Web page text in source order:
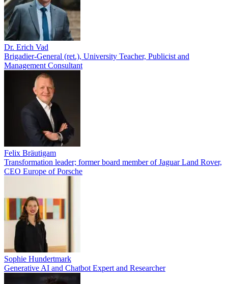
Dr. Erich Vad
Brigadier-General (ret.), University Teacher, Publicist and
Management Consultant
Felix Bräutigam
Transformation leader; former board member of Jaguar Land Rover,
CEO Europe of Porsche
Sophie Hundertmark
Generative AI and Chatbot Expert and Researcher